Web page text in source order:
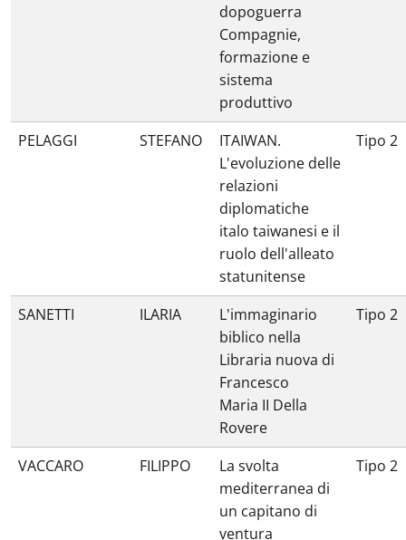
dopoguerra
Compagnie,
formazione e
sistema
produttivo
PELAGGI STEFANO
ITAIWAN.
L'evoluzione delle
relazioni
diplomatiche
italo taiwanesi e il
ruolo dell'alleato
statunitense
Tipo 2
SANETTI ILARIA
L'immaginario
biblico nella
Libraria nuova di
Francesco
Maria II Della
Rovere
Tipo 2
VACCARO FILIPPO
La svolta
mediterranea di
un capitano di
ventura
Tipo 2